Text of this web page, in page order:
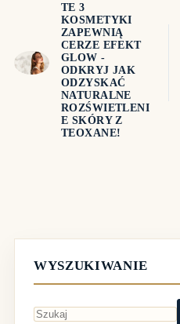
TE 3
KOSMETYKI
ZAPEWNIĄ
CERZE EFEKT
GLOW -
ODKRYJ JAK
ODZYSKAĆ
NATURALNE
ROZŚWIETLENI
E SKÓRY Z
TEOXANE!
WYSZUKIWANIE